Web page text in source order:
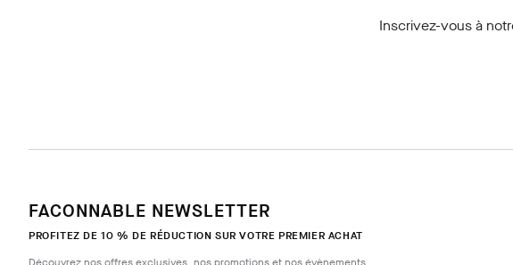
Inscrivez-vous à
FACONNABLE NEWSLETTER
PROFITEZ DE 10 % DE RÉDUCTION SUR VOTRE PREMIER ACHAT